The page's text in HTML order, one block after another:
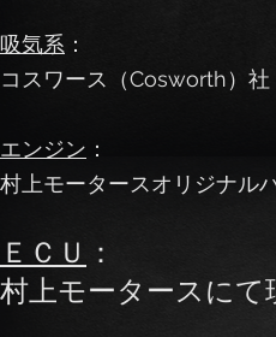
吸気系 ：
コスワース（Cosworth）
エンジン ：
村上モータースオリジナ
ＥＣＵ ：
村上モータースに